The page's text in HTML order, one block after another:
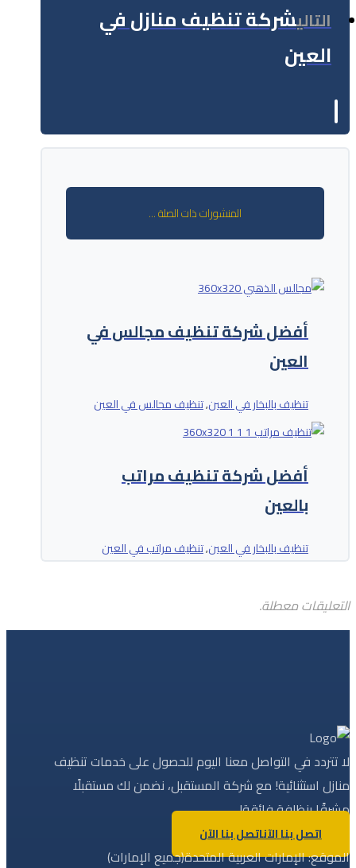
التاليشركة تنظيف منازل في
العين
المنشورات ذات الصلة ...
أفضل شركة تنظيف مجالس في
العين
تنظيف بالبخار في العين,تنظيف مجالس في العين
أفضل شركة تنظيف مراتب
بالعين
تنظيف بالبخار في العين,تنظيف مراتب في العين
التعليقات معطلة.
لا تتردد في التواصل معنا اليوم للحصول على خدمات تنظيف
منازل استثنائية! مع شركة المستقبل، نضمن لك مستقبلًا
مشرقًا بنظافة فائقة!
اتصل بنا الآناتصل بنا الآن
الموقع: الإمارات العربية المتحدة(جميع الإمارات)